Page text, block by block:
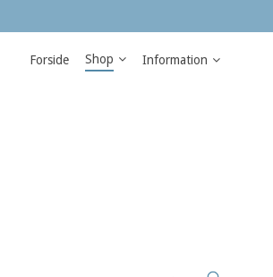
Forside Shop Information